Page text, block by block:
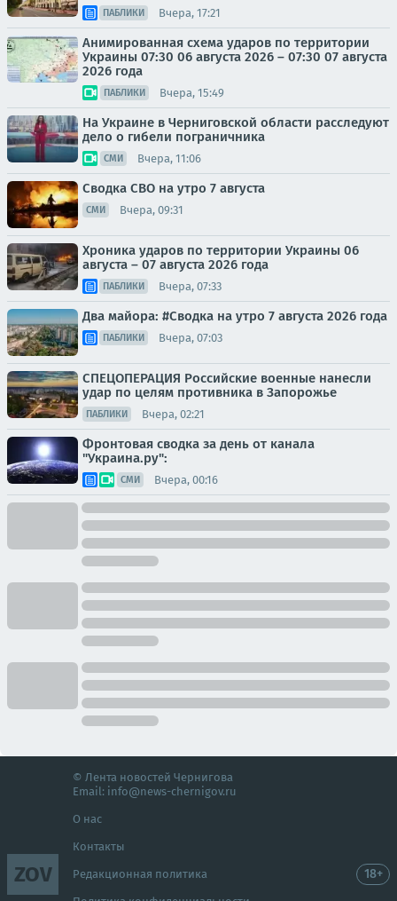
ПАБЛИКИ Вчера, 17:21
Анимированная схема ударов по территории
Украины 07:30 06 августа 2026 – 07:30 07 августа
2026 года
ПАБЛИКИ Вчера, 15:49
На Украине в Черниговской области расследуют
дело о гибели пограничника
СМИ Вчера, 11:06
Сводка СВО на утро 7 августа
СМИ Вчера, 09:31
Хроника ударов по территории Украины 06
августа – 07 августа 2026 года
ПАБЛИКИ Вчера, 07:33
Два майора: #Сводка на утро 7 августа 2026 года
ПАБЛИКИ Вчера, 07:03
СПЕЦОПЕРАЦИЯ Российские военные нанесли
удар по целям противника в Запорожье
ПАБЛИКИ Вчера, 02:21
Фронтовая сводка за день от канала
"Украина.ру":
СМИ Вчера, 00:16
ZOV
© Лента новостей Чернигова
Email: info@news-chernigov.ru
О нас
Контакты
Редакционная политика 18+